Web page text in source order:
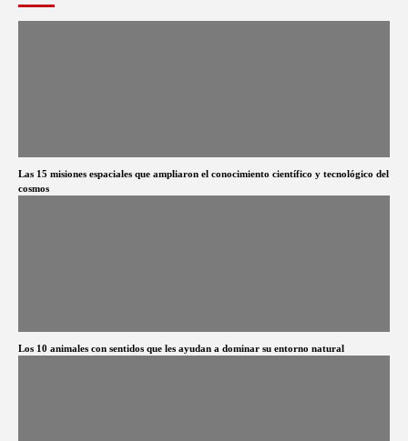
Las 15 misiones espaciales que ampliaron el conocimiento científico y tecnológico del
cosmos
Los 10 animales con sentidos que les ayudan a dominar su entorno natural